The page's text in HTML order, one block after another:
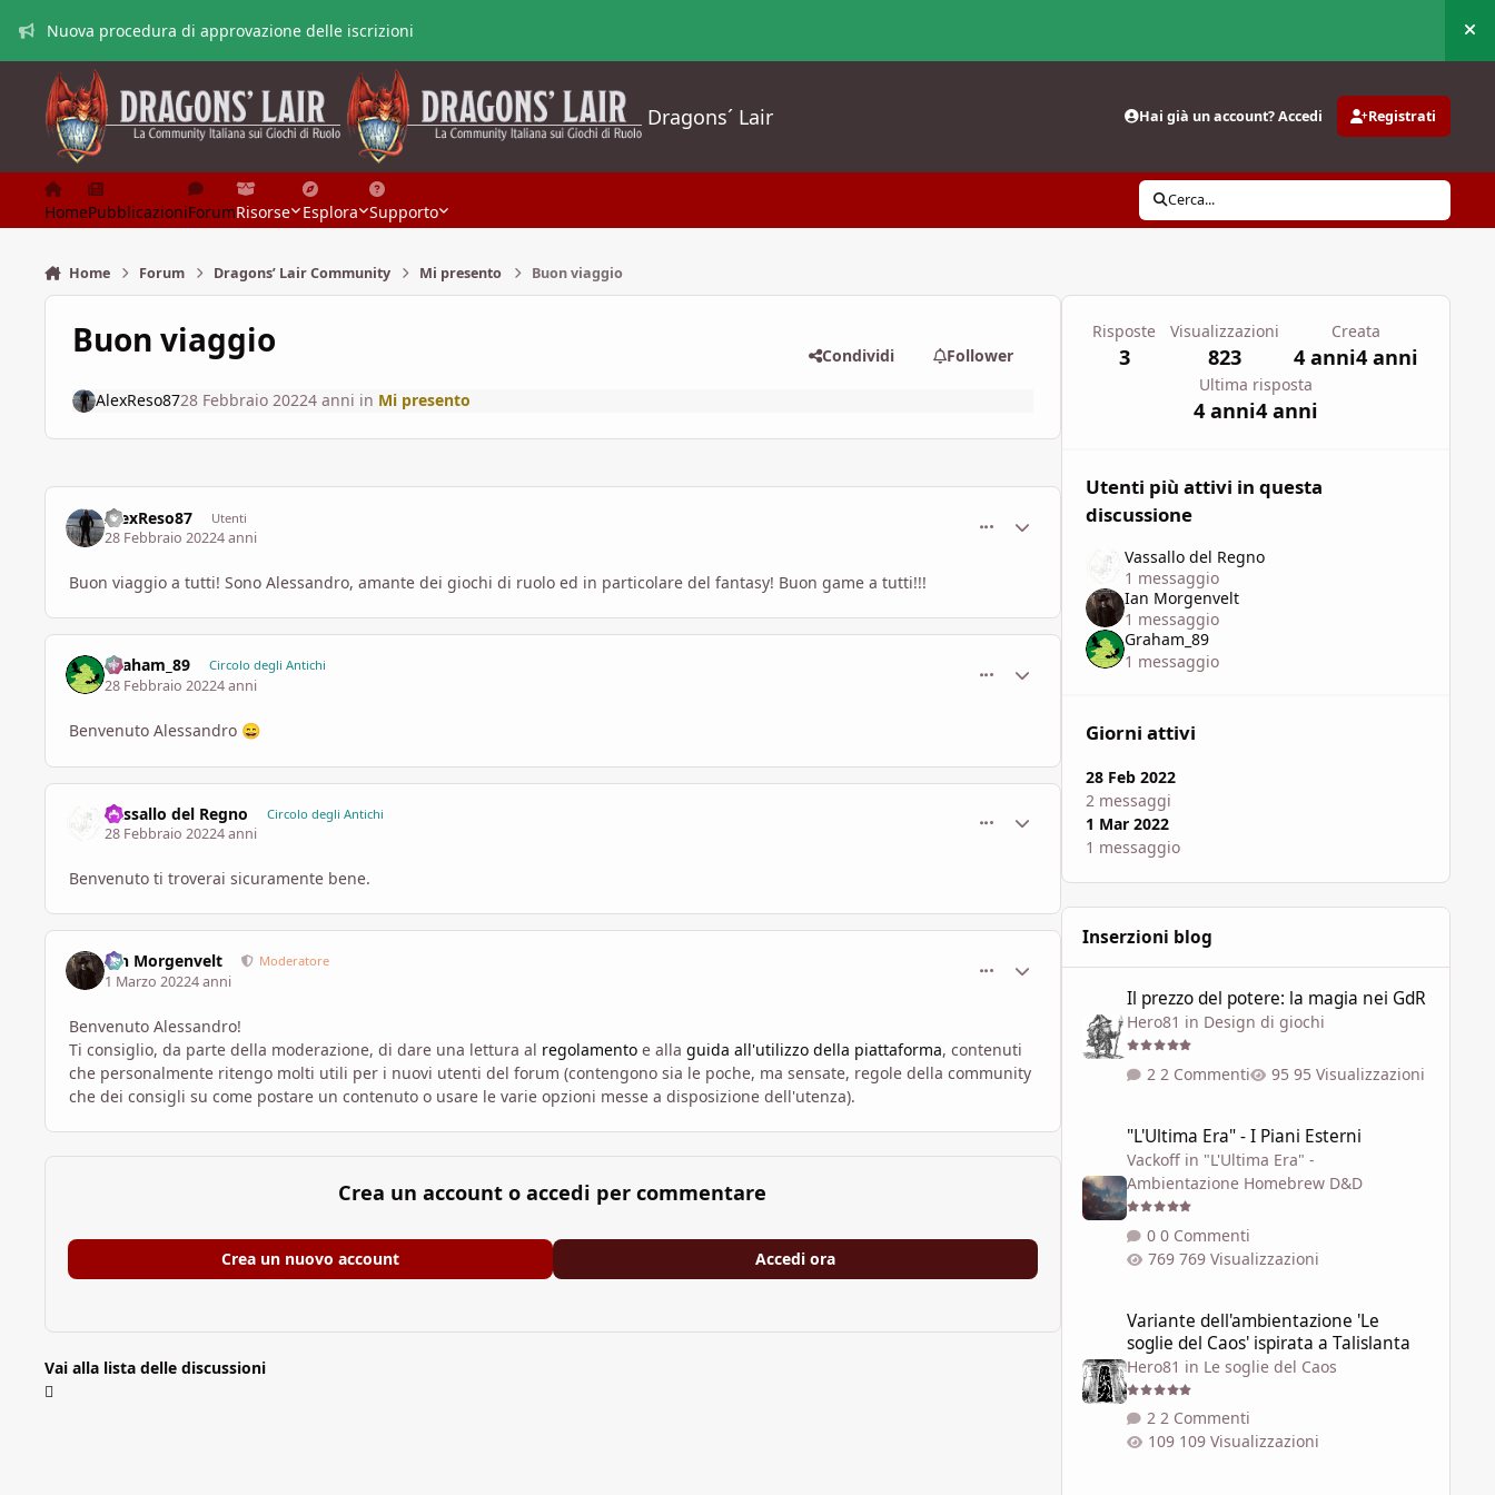
Nuova procedura di approvazione delle iscrizioni
Dragons´ Lair Hai già un account? Accedi Registrati
HomePubblicazioniForumRisorse Esplora Supporto
Cerca...
Home Forum Dragons’ Lair Community Mi presento Buon viaggio
Buon viaggio Condividi Follower
AlexReso8728 Febbraio 20224 anni in Mi presento
AlexReso87 Utenti
28 Febbraio 20224 anni
comment_1795671
Statistiche Autore
Buon viaggio a tutti! Sono Alessandro, amante dei giochi di ruolo ed in particolare del fantasy! Buon game a tutti!!!
Graham_89 Circolo degli Antichi
28 Febbraio 20224 anni
comment_1795688
Statistiche Autore
Benvenuto Alessandro 😄
Vassallo del Regno Circolo degli Antichi
28 Febbraio 20224 anni
comment_1795742
Statistiche Autore
Benvenuto ti troverai sicuramente bene.
Ian Morgenvelt Moderatore
1 Marzo 20224 anni
comment_1795795
Statistiche Autore
Benvenuto Alessandro!
Ti consiglio, da parte della moderazione, di dare una lettura al regolamento e alla guida all'utilizzo della piattaforma, contenuti
che personalmente ritengo molti utili per i nuovi utenti del forum (contengono sia le poche, ma sensate, regole della community
che dei consigli su come postare un contenuto o usare le varie opzioni messe a disposizione dell'utenza).
Crea un account o accedi per commentare
Crea un nuovo account Accedi ora
Vai alla lista delle discussioni
Risposte
3
Visualizzazioni
823
Creata
4 anni4 anni
Ultima risposta
4 anni4 anni
Utenti più attivi in questa
discussione
Vassallo del Regno
1 messaggio
Ian Morgenvelt
1 messaggio
Graham_89
1 messaggio
Giorni attivi
28 Feb 2022
2 messaggi
1 Mar 2022
1 messaggio
Inserzioni blog
Il prezzo del potere: la magia nei GdR
Hero81 in Design di giochi
2 Commenti 95 Visualizzazioni
"L'Ultima Era" - I Piani Esterni
Vackoffin "L'Ultima Era" -
Ambientazione Homebrew D&D
0 Commenti
769 Visualizzazioni
Variante dell'ambientazione 'Le
soglie del Caos' ispirata a Talislanta
Hero81 in Le soglie del Caos
2 Commenti
109 Visualizzazioni